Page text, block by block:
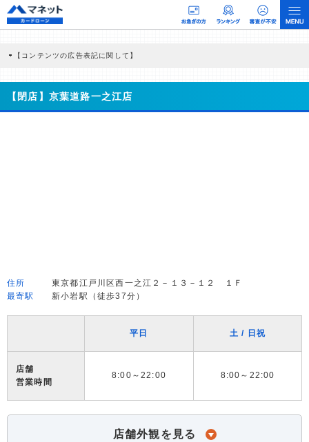
【コンテンツの広告表記に関して】
商品を根拠なくPRするものではなく、当編集部の調査／ユーザーへの口コミ収集な
どに基づき、公平性を担保した情報提供を行っています。
【閉店】京葉道路一之江店
住所
東京都江戸川区西一之江２－１３－１２ １Ｆ
最寄駅
新小岩駅（徒歩37分）
平日 土 / 日祝
店舗
営業時間
8:00～22:00 8:00～22:00
店舗外観を見る